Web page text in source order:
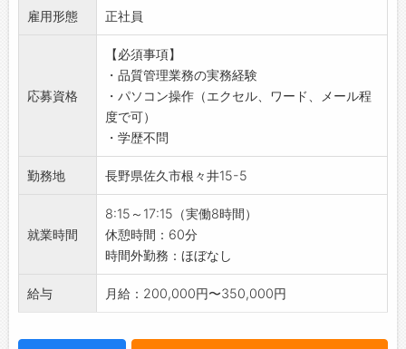
◆働く喜びと誇り
・人生のうち大半を過ごす職場が、社員にとっ
て『喜びと誇り』を持てる場所にするため、環
境づくりに努めています。
・社員一人ひとりが、自らの仕事に誇りを持て
るような職場づくりを進めています。
【働き方に関して】
◇年間休日120日以上◎
・プライベートも充実！メリハリをつけて働け
ます。
◇土日祝休み♪
・しっかり休んでリフレッシュできます＾＾
◇残業ほぼなし◎
理なく働ける環境です！
◆規格・基準決め
・製品の品質基準や仕様の設定
・品質管理計画
◆品質検査
・各種測定機器類を使用しての検査
◆体制構築
・不良品の発生原因の分析
・再発防止策の策定
◆工程改善
の改善
【やりがい】
◇生活必需品の製造に貢献できる！
・日々の生活に欠かせないプラスチック製品の
雇用形態 正社員
応募資格
【必須事項】
・品質管理業務の実務経験
・パソコン操作（エクセル、ワード、メール程
度で可）
・学歴不問
勤務地 長野県佐久市根々井15-5
就業時間
8:15～17:15（実働8時間）
休憩時間：60分
時間外勤務：ほぼなし
給与 月給：200,000円〜350,000円